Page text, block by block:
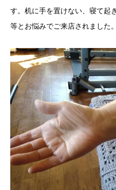
す。机に手を置けない、寝て起
等とお悩みでご来店されました。